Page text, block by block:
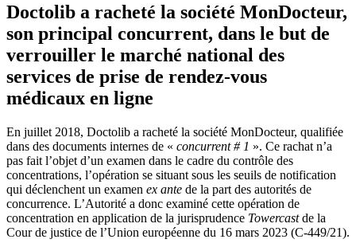
Doctolib a racheté la société MonDocteur,
son principal concurrent, dans le but de
verrouiller le marché national des
services de prise de rendez-vous
médicaux en ligne
En juillet 2018, Doctolib a racheté la société MonDocteur, qualifiée
dans des documents internes de « concurrent # 1 ». Ce rachat n’a
pas fait l’objet d’un examen dans le cadre du contrôle des
concentrations, l’opération se situant sous les seuils de notification
qui déclenchent un examen ex ante de la part des autorités de
concurrence. L’Autorité a donc examiné cette opération de
concentration en application de la jurisprudence Towercastde la
Cour de justice de l’Union européenne du 16 mars 2023 (C-449/21).